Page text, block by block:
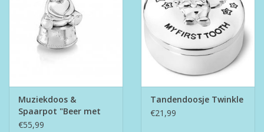
Muziekdoos &
Spaarpot "Beer met
Hart"
€55,99
Tandendoosje Twinkle
€21,99